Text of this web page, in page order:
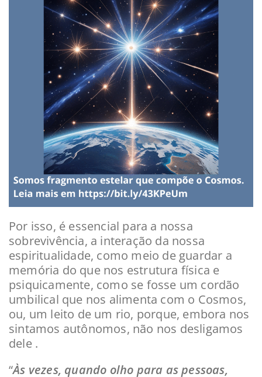
Por isso, é essencial para a nossa
sobrevivência, a interação da nossa
espiritualidade, como meio de guardar a
memória do que nos estrutura física e
psiquicamente, como se fosse um cordão
umbilical que nos alimenta com o Cosmos,
ou, um leito de um rio, porque, embora nos
sintamos autônomos, não nos desligamos
dele .
“Às vezes, quando olho para as pessoas,